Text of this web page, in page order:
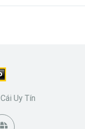
Uy Tín